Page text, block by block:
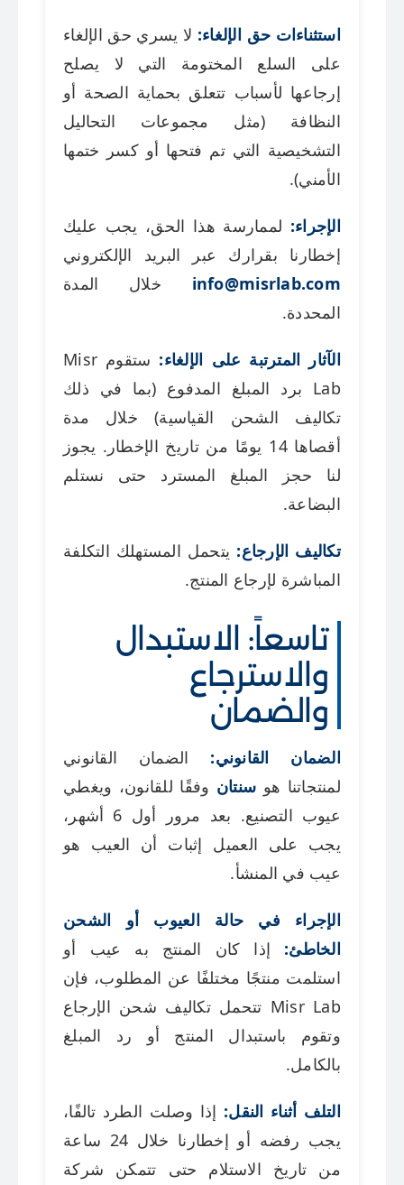
استثناءات حق الإلغاء: لا يسري حق الإلغاء
على السلع المختومة التي لا يصلح
إرجاعها لأسباب تتعلق بحماية الصحة أو
النظافة (مثل مجموعات التحاليل
التشخيصية التي تم فتحها أو كسر ختمها
الأمني).
الإجراء: لممارسة هذا الحق، يجب عليك
إخطارنا بقرارك عبر البريد الإلكتروني
info@misrlab.com خلال المدة
المحددة.
الآثار المترتبة على الإلغاء:
ستقوم Misr
Lab برد المبلغ المدفوع (بما في ذلك
تكاليف الشحن القياسية) خلال مدة
أقصاها 14 يومًا من تاريخ الإخطار. يجوز
لنا حجز المبلغ المسترد حتى نستلم
البضاعة.
تكاليف الإرجاع: يتحمل المستهلك التكلفة
المباشرة لإرجاع المنتج.
تاسعاً: الاستبدال
والاسترجاع
والضمان
الضمان القانوني: الضمان القانوني
لمنتجاتنا هو سنتان وفقًا للقانون، ويغطي
عيوب التصنيع. بعد مرور أول 6 أشهر،
يجب على العميل إثبات أن العيب هو
عيب في المنشأ.
الإجراء في حالة العيوب أو الشحن
الخاطئ: إذا كان المنتج به عيب أو
استلمت منتجًا مختلفًا عن المطلوب، فإن
Misr Lab تتحمل تكاليف شحن الإرجاع
وتقوم باستبدال المنتج أو رد المبلغ
بالكامل.
التلف أثناء النقل: إذا وصلت الطرد تالفًا،
يجب رفضه أو إخطارنا خلال 24 ساعة
من تاريخ الاستلام حتى تتمكن شركة